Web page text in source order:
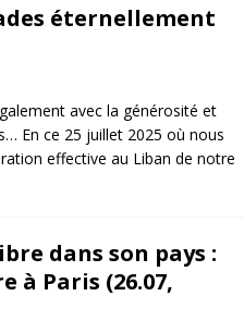
éternellement
avec la générosité et
En ce 25 juillet 2025 où nous
effective au Liban de notre
dans son pays :
à Paris (26.07,